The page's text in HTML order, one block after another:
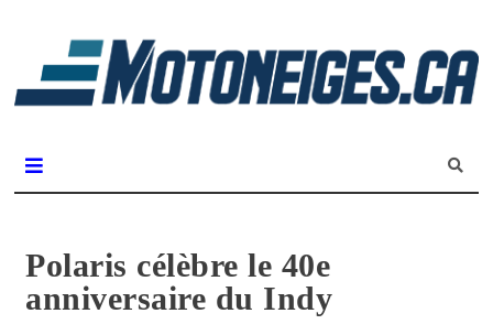
Polaris célèbre le 40e
anniversaire du Indy